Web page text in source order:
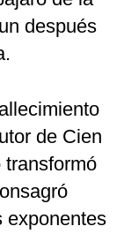
después
de Cien
transformó
exponentes